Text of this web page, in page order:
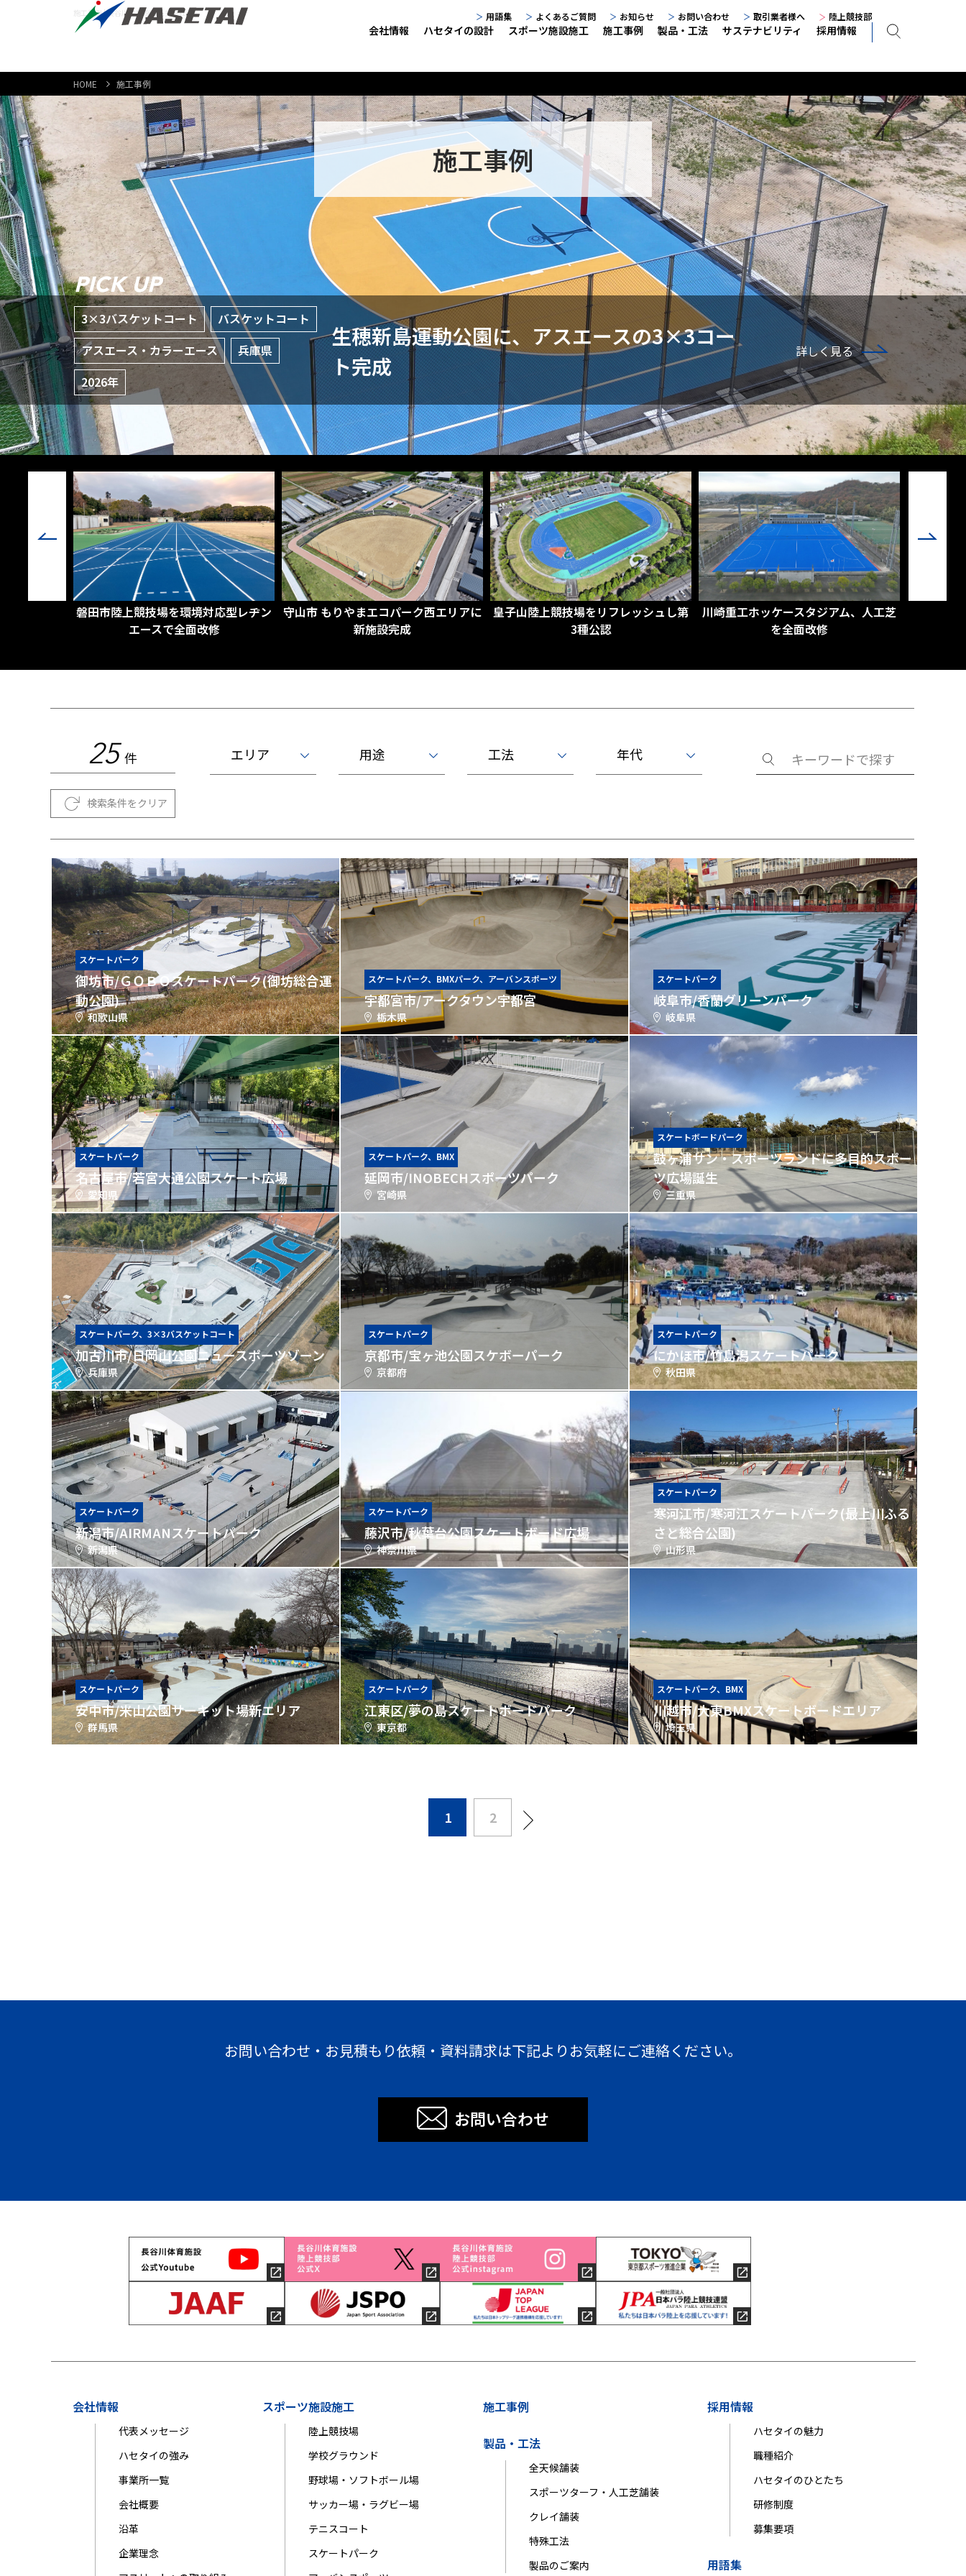
施工事例 | 長谷川体育施設株式会社
会社情報 ハセタイの設計 スポーツ施設施工 施工事例 製品・工法 サステナビリティ 採用情報
用語集 よくあるご質問 お知らせ お問い合わせ 取引業者様へ 陸上競技部
HOME 施工事例
施工事例
PICK UP
3×3バスケットコート
バスケットコート
アスエース・カラーエース
兵庫県
2026年
生穂新島運動公園に、アスエースの3×3コー
ト完成
詳しく見る
守山市 もりやまエコパーク西エリアに
新施設完成
皇子山陸上競技場をリフレッシュし第
3種公認
川崎重工ホッケースタジアム、人工芝
を全面改修
HIROHAI佐伯総合スポーツ公園に全面
人工芝の多目的広場が完成
25 件
検索条件をクリア
エリア 用途 工法 年代
スケートパーク
御坊市/ＧＯＢＯスケートパーク(御坊総合運
動公園)
和歌山県
スケートパーク、BMXパーク、アーバンスポーツ
宇都宮市/アークタウン宇都宮
栃木県
スケートパーク
岐阜市/香蘭グリーンパーク
岐阜県
スケートパーク
名古屋市/若宮大通公園スケート広場
愛知県
スケートパーク、BMX
延岡市/INOBECHスポーツパーク
宮崎県
スケートボードパーク
鼓ヶ浦サン・スポーツランドに多目的スポー
ツ広場誕生
三重県
スケートパーク、3×3バスケットコート
加古川市/日岡山公園ニュースポーツゾーン
兵庫県
スケートパーク
京都市/宝ヶ池公園スケボーパーク
京都府
スケートパーク
にかほ市/竹島潟スケートパーク
秋田県
スケートパーク
新潟市/AIRMANスケートパーク
新潟県
スケートパーク
藤沢市/秋葉台公園スケートボード広場
神奈川県
スケートパーク
寒河江市/寒河江スケートパーク(最上川ふる
さと総合公園)
山形県
スケートパーク
安中市/米山公園サーキット場新エリア
群馬県
スケートパーク
江東区/夢の島スケートボードパーク
東京都
スケートパーク、BMX
川越市/大東BMXスケートボードエリア
埼玉県
1 2
お問い合わせ・お見積もり依頼・資料請求は下記よりお気軽にご連絡ください。
お問い合わせ
会社情報
代表メッセージ
ハセタイの強み
事業所一覧
会社概要
沿革
企業理念
スポーツ施設施工
陸上競技場
学校グラウンド
野球場・ソフトボール場
サッカー場・ラグビー場
テニスコート
スケートパーク
施工事例
製品・工法
全天候舗装
スポーツターフ・人工芝舗装
クレイ舗装
特殊工法
製品のご案内
採用情報
ハセタイの魅力
職種紹介
ハセタイのひとたち
研修制度
募集要項
用語集